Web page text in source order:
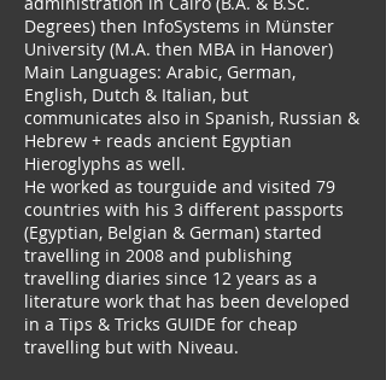
Degrees) then InfoSystems in Münster
University (M.A. then MBA in Hanover)
Main Languages: Arabic, German,
English, Dutch & Italian, but
communicates also in Spanish, Russian &
Hebrew + reads ancient Egyptian
Hieroglyphs as well.
He worked as tourguide and visited 79
countries with his 3 different passports
(Egyptian, Belgian & German) started
travelling in 2008 and publishing
travelling diaries since 12 years as a
literature work that has been developed
in a Tips & Tricks GUIDE for cheap
travelling but with Niveau.